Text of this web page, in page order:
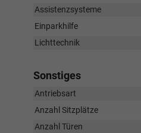
Assistenzsysteme
Einparkhilfe
Lichttechnik
Sonstiges
Antriebsart
Anzahl Sitzplätze
Anzahl Türen